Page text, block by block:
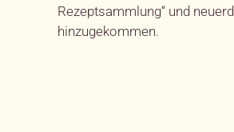
Rezeptsammlung“ und
hinzugekommen.